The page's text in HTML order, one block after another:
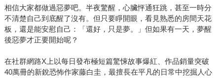
相信大家都做過惡夢吧。半夜驚醒，心臟怦通狂跳，甚至一時分
不清楚自己到底醒了沒有。但只要睜開眼，看見熟悉的房間天花
板，還是能安慰自己：「還好，只是夢。」但如果有一天，夢醒
後惡夢才正要開始呢？
在社群網路X上以每日發布極短篇驚悚故事爆紅、作品銷量突破
40萬冊的新銳恐怖作家藤白圭，最擅長在平凡的日常中挖掘人心